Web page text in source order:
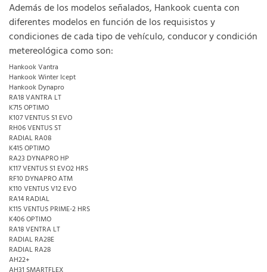
Además de los modelos señalados, Hankook cuenta con
diferentes modelos en función de los requisistos y
condiciones de cada tipo de vehículo, conducor y condición
metereológica como son:
Hankook Vantra
Hankook Winter Icept
Hankook Dynapro
RA18 VANTRA LT
K715 OPTIMO
K107 VENTUS S1 EVO
RH06 VENTUS ST
RADIAL RA08
K415 OPTIMO
RA23 DYNAPRO HP
K117 VENTUS S1 EVO2 HRS
RF10 DYNAPRO ATM
K110 VENTUS V12 EVO
RA14 RADIAL
K115 VENTUS PRIME-2 HRS
K406 OPTIMO
RA18 VENTRA LT
RADIAL RA28E
RADIAL RA28
AH22+